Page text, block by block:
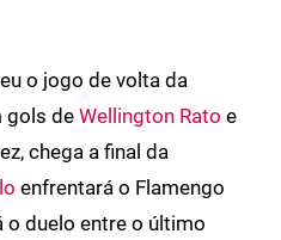
o jogo de volta da
gols de Wellington Rato e
chega a final da
enfrentará o Flamengo
o duelo entre o último